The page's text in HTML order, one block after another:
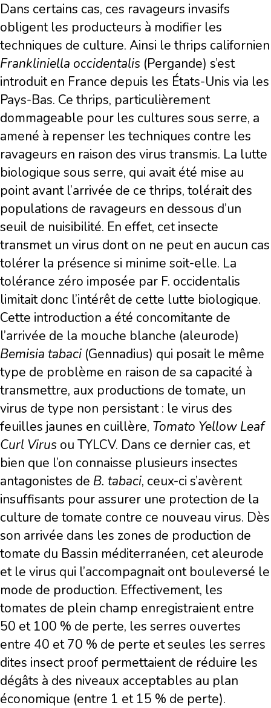
Dans certains cas, ces ravageurs invasifs
obligent les producteurs à modifier les
techniques de culture. Ainsi le thrips californien
Frankliniella occidentalis (Pergande) s’est
introduit en France depuis les États-Unis via les
Pays-Bas. Ce thrips, particulièrement
dommageable pour les cultures sous serre, a
amené à repenser les techniques contre les
ravageurs en raison des virus transmis. La lutte
biologique sous serre, qui avait été mise au
point avant l’arrivée de ce thrips, tolérait des
populations de ravageurs en dessous d’un
seuil de nuisibilité. En effet, cet insecte
transmet un virus dont on ne peut en aucun cas
tolérer la présence si minime soit-elle. La
tolérance zéro imposée par F. occidentalis
limitait donc l’intérêt de cette lutte biologique.
Cette introduction a été concomitante de
l’arrivée de la mouche blanche (aleurode)
Bemisia tabaci (Gennadius) qui posait le même
type de problème en raison de sa capacité à
transmettre, aux productions de tomate, un
virus de type non persistant : le virus des
feuilles jaunes en cuillère, Tomato Yellow Leaf
Curl Virus ou TYLCV. Dans ce dernier cas, et
bien que l’on connaisse plusieurs insectes
antagonistes de B. tabaci, ceux-ci s’avèrent
insuffisants pour assurer une protection de la
culture de tomate contre ce nouveau virus. Dès
son arrivée dans les zones de production de
tomate du Bassin méditerranéen, cet aleurode
et le virus qui l’accompagnait ont bouleversé le
mode de production. Effectivement, les
tomates de plein champ enregistraient entre
50 et 100 % de perte, les serres ouvertes
entre 40 et 70 % de perte et seules les serres
dites insect proof permettaient de réduire les
dégâts à des niveaux acceptables au plan
économique (entre 1 et 15 % de perte).